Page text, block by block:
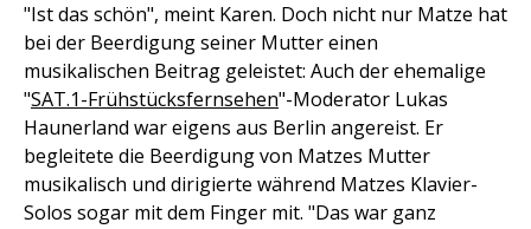
"Ist das schön", meint Karen. Doch nicht nur Matze hat
bei der Beerdigung seiner Mutter einen
musikalischen Beitrag geleistet: Auch der ehemalige
"SAT.1-Frühstücksfernsehen"-Moderator Lukas
Haunerland war eigens aus Berlin angereist. Er
begleitete die Beerdigung von Matzes Mutter
musikalisch und dirigierte während Matzes Klavier-
Solos sogar mit dem Finger mit. "Das war ganz